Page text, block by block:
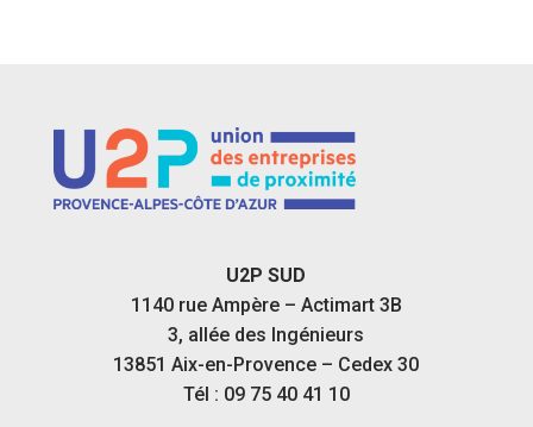
U2P SUD
1140 rue Ampère – Actimart 3B
3, allée des Ingénieurs
13851 Aix-en-Provence – Cedex 30
Tél : 09 75 40 41 10